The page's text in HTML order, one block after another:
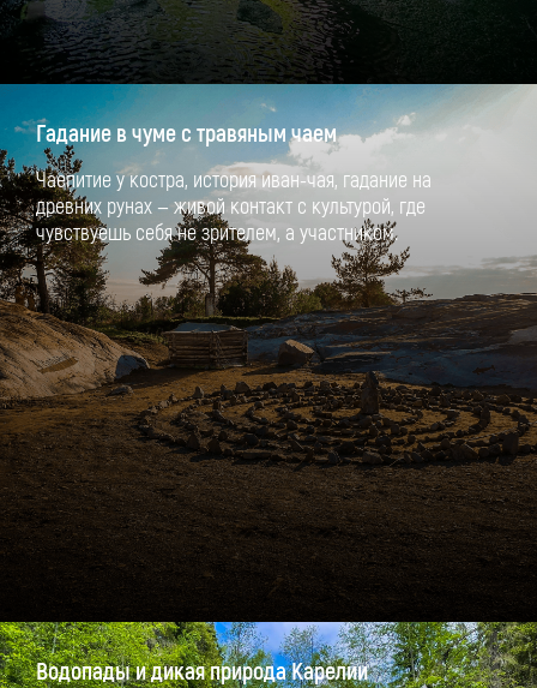
Гадание в чуме с травяным чаем
Чаепитие у костра, история иван-чая, гадание на
древних рунах — живой контакт с культурой, где
чувствуешь себя не зрителем, а участником.
Водопады и дикая природа Карелии